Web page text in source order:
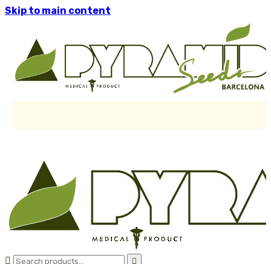
Skip to main content
 